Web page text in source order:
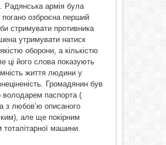
Радянська армія була
погано озброєна перший
стримувати противника
утримувати натиск
оборони, а кількістю
ці його слова показують
життя людини у
Громадянин був
володарем паспорта (
з любов’ю описаного
але ще покірним
тоталітарної машини.